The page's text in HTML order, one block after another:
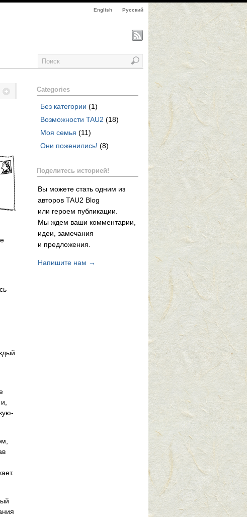
English Русский
Categories
Без категории (1)
Возможности TAU2 (18)
Моя семья (11)
Они поженились! (8)
Поделитесь историей!
Вы можете стать одним из
авторов TAU2 Blog
или героем публикации.
Мы ждем ваши комментарии,
идеи, замечания
и предложения.
Напишите нам →